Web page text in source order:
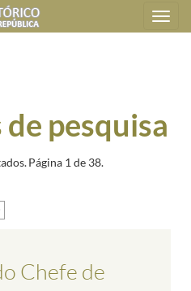
Toggle
navigation
pesquisa
Página 1 de 38.
Chefe de